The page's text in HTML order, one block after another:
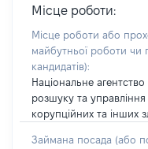
Місце роботи:
Місце роботи або
майбутньої роботи чи
кандидатів):
Національне
розшуку та
корупційних та інших
Займана посада (або